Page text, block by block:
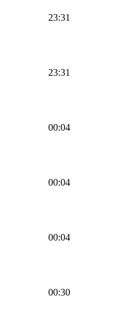
23:31
23:31
00:04
00:04
00:04
00:30